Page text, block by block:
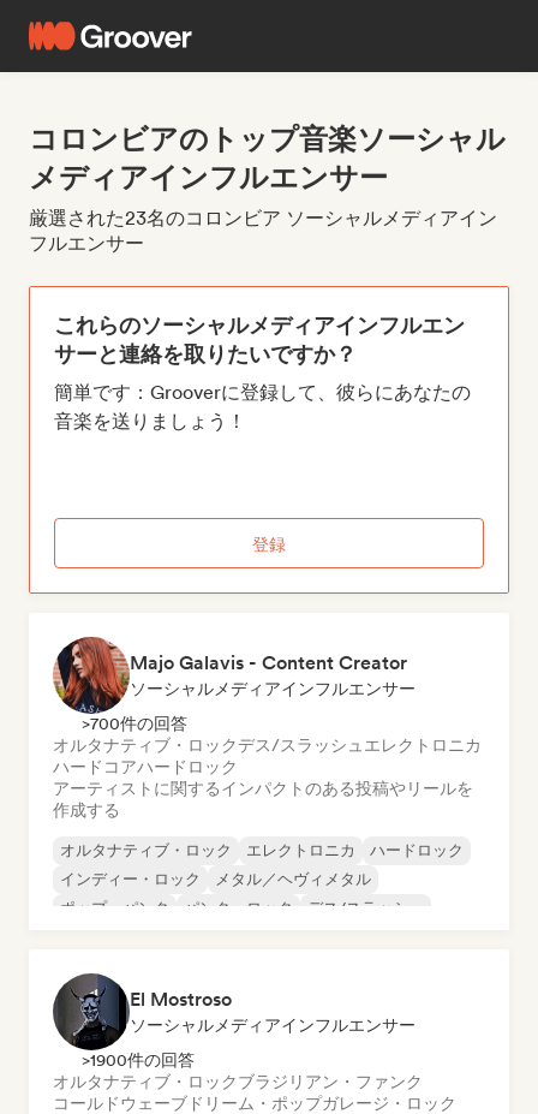
コロンビアのトップ音楽ソーシャル
メディアインフルエンサー
厳選された23名のコロンビア ソーシャルメディアイン
フルエンサー
これらのソーシャルメディアインフルエン
サーと連絡を取りたいですか？
簡単です：Grooverに登録して、彼らにあなたの
音楽を送りましょう！
登録
Majo Galavis - Content Creator
ソーシャルメディアインフルエンサー
>700件の回答
オルタナティブ・ロックデス/スラッシュ エレクトロニカ
ハードコアハードロック
アーティストに関するインパクトのある投稿やリールを
作成する
オルタナティブ・ロック エレクトロニカ
ハードロック
インディー・ロック
メタル／ヘヴィメタル
ポップ・パンク
パンク・ロック デス/スラッシュ
El Mostroso
ソーシャルメディアインフルエンサー
>1900件の回答
オルタナティブ・ロックブラジリアン・ファンク
コールドウェーブ ドリーム・ポップガレージ・ロック